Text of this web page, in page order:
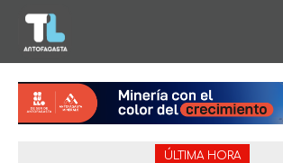
ÚLTIMA HORA